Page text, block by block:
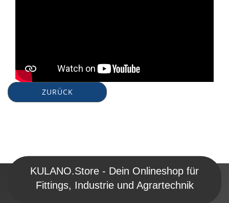
ZURÜCK
KULANO.Store - Dein Onlineshop für
Fittings, Industrie und Agrartechnik